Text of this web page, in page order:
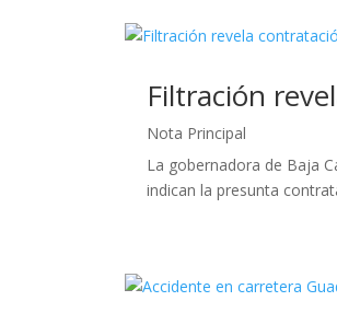
Filtración
Nota Principal
La gobernadora de Baja
indican la presunta